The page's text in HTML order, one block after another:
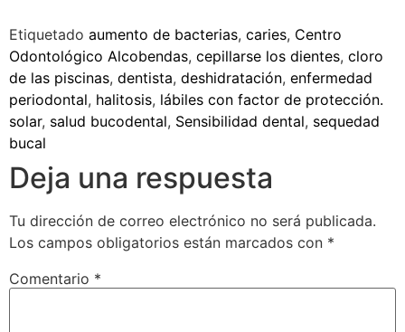
Etiquetado aumento de bacterias, caries, Centro
Odontológico Alcobendas, cepillarse los dientes, cloro
de las piscinas, dentista, deshidratación, enfermedad
periodontal, halitosis, lábiles con factor de protección.
solar, salud bucodental, Sensibilidad dental, sequedad
bucal
Deja una respuesta
Tu dirección de correo electrónico no será publicada.
Los campos obligatorios están marcados con *
Comentario *